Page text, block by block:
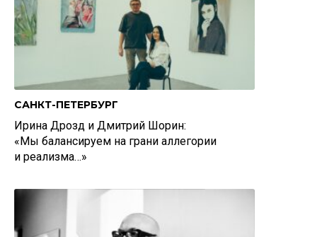
САНКТ-ПЕТЕРБУРГ
Ирина Дрозд и Дмитрий Шорин:
«Мы балансируем на грани аллегории
и реализма…»